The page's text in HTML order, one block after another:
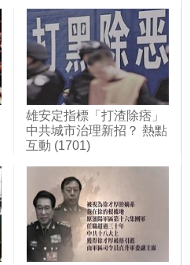
雄安定指標「打渣除痞」
中共城市治理新招？ 熱點
互動 (1701)